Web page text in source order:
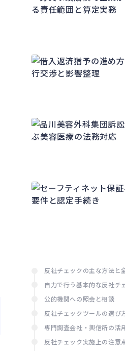
反社チェックの主な方法と
自力で行う基本的な反社チ
公的機関への照会と相談
反社チェックツールの選び
専門調査会社・興信所の活
反社チェック実施上の注意